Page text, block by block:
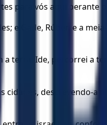
para vós aqui perante o
e Gade, Rúben e a
terra: Ide, percorrei a
descrevendo-a